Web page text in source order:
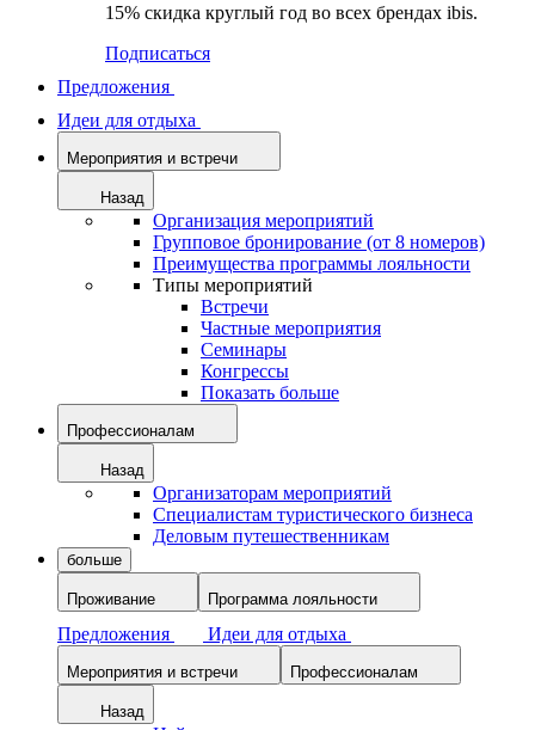
15% скидка круглый год во всех брендах ibis.
Подписаться
Предложения
Идеи для отдыха
Мероприятия и встречи
Назад
Организация мероприятий
Групповое бронирование (от 8 номеров)
Преимущества программы лояльности
Типы мероприятий
Встречи
Частные мероприятия
Семинары
Конгрессы
Показать больше
Профессионалам
Назад
Организаторам мероприятий
Специалистам туристического бизнеса
Деловым путешественникам
больше
Проживание Программа лояльности
Предложения Идеи для отдыха
Мероприятия и встречи Профессионалам
Назад